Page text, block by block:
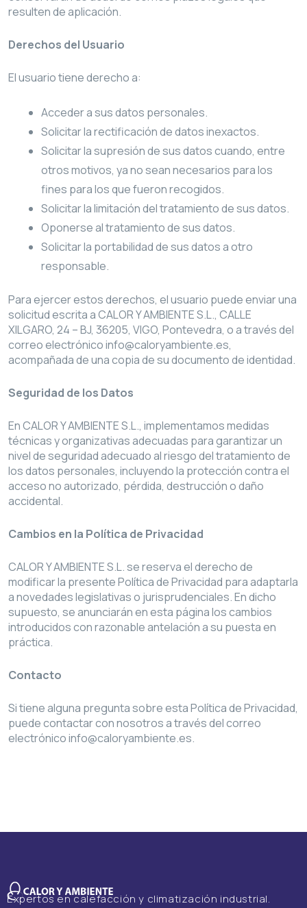
resulten de aplicación.
Derechos del Usuario
El usuario tiene derecho a:
Acceder a sus datos personales.
Solicitar la rectificación de datos inexactos.
Solicitar la supresión de sus datos cuando, entre
otros motivos, ya no sean necesarios para los
fines para los que fueron recogidos.
Solicitar la limitación del tratamiento de sus datos.
Oponerse al tratamiento de sus datos.
Solicitar la portabilidad de sus datos a otro
responsable.
Para ejercer estos derechos, el usuario puede enviar una
solicitud escrita a CALOR Y AMBIENTE S.L., CALLE
XILGARO, 24 – BJ, 36205, VIGO, Pontevedra, o a través del
correo electrónicoinfo@caloryambiente.es,
acompañada de una copia de su documento de identidad.
Seguridad de los Datos
En CALOR Y AMBIENTE S.L., implementamos medidas
técnicas y organizativas adecuadas para garantizar un
nivel de seguridad adecuado al riesgo del tratamiento de
los datos personales, incluyendo la protección contra el
acceso no autorizado, pérdida, destrucción o daño
accidental.
Cambios en la Política de Privacidad
CALOR Y AMBIENTE S.L. se reserva el derecho de
modificar la presente Política de Privacidad para adaptarla
a novedades legislativas o jurisprudenciales. En dicho
supuesto, se anunciarán en esta página los cambios
introducidos con razonable antelación a su puesta en
práctica.
Contacto
Si tiene alguna pregunta sobre esta Política de Privacidad,
puede contactar con nosotros a través del correo
electrónicoinfo@caloryambiente.es.
Expertos en calefacción y climatización industrial.